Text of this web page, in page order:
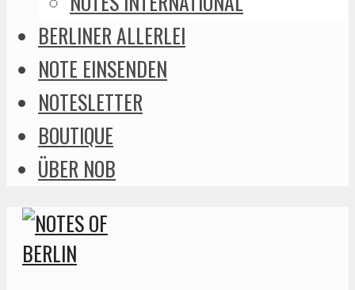
BERLINER ALLERLEI
NOTE EINSENDEN
NOTESLETTER
BOUTIQUE
ÜBER NOB